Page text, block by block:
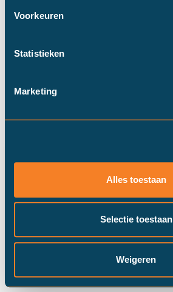
Voorkeuren
Statistieken
Marketing
Alles toestaan
Selectie toestaan
Weigeren
Duinstra Melis Makelaars maakt
gebruik van cookies om ervoor te
mogelijk draait​. Klik op “Prima!”, om
pas je instellingen via "cookie
Prima!